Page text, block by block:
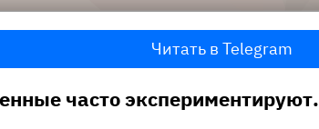
Читать в Telegram
часто экспериментируют.